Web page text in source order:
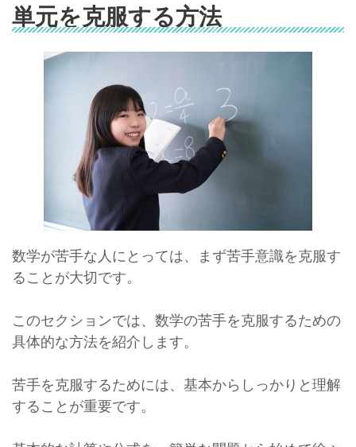
単元を克服する方法
数学が苦手な人にとっては、まず苦手意識を克服す
ることが大切です。
このセクションでは、数学の苦手を克服するための
具体的な方法を紹介します。
苦手を克服するためには、基本からしっかりと理解
することが重要です。